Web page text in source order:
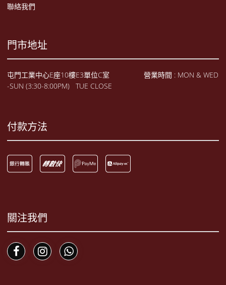
聯絡我們
門市地址
屯門工業中心E座10樓E3單位C室 營業時間 : MON & WED
-SUN (3:30-8:00PM) TUE CLOSE
付款方法
關注我們